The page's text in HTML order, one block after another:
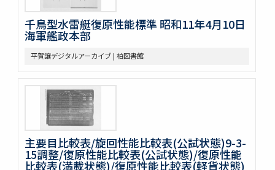
千鳥型水雷艇復原性能標準 昭和11年4月10日
海軍艦政本部
平賀譲デジタルアーカイブ | 柏図書館
主要目比較表/旋回性能比較表(公試状態)9-3-
15調整/復原性能比較表(公試状態)/復原性能
比較表(満載状態)/復原性能比較表(軽貨状態)